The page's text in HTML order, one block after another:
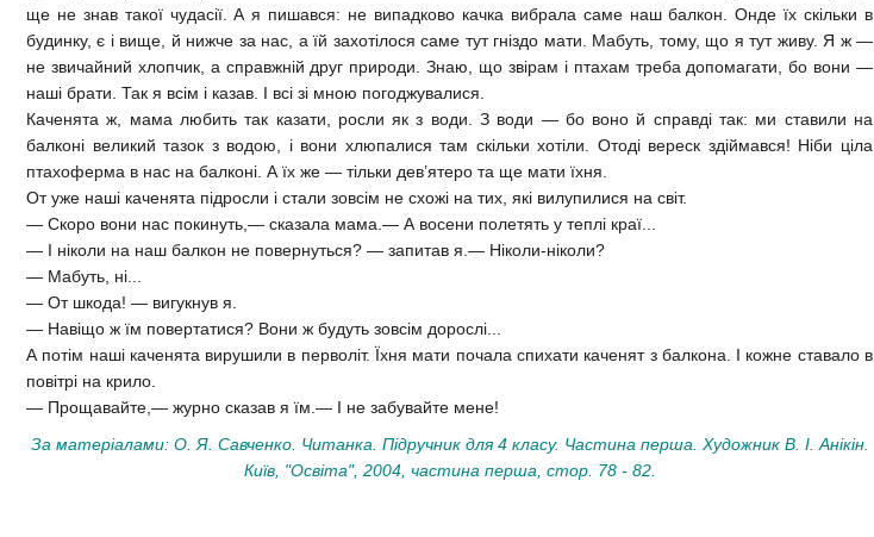
ще не знав такої чудасії. А я пишався: не випадково качка вибрала саме наш балкон. Онде їх скільки в
будинку, є і вище, й нижче за нас, а їй захотілося саме тут гніздо мати. Мабуть, тому, що я тут живу. Я ж —
не звичайний хлопчик, а справжній друг природи. Знаю, що звірам і птахам треба допомагати, бо вони —
наші брати. Так я всім і казав. І всі зі мною погоджувалися.
Каченята ж, мама любить так казати, росли як з води. З води — бо воно й справді так: ми ставили на
балконі великий тазок з водою, і вони хлюпалися там скільки хотіли. Отоді вереск здіймався! Ніби ціла
птахоферма в нас на балконі. А їх же — тільки дев’ятеро та ще мати їхня.
От уже наші каченята підросли і стали зовсім не схожі на тих, які вилупилися на світ.
— Скоро вони нас покинуть,— сказала мама.— А восени полетять у теплі краї...
— І ніколи на наш балкон не повернуться? — запитав я.— Ніколи-ніколи?
— Мабуть, ні...
— От шкода! — вигукнув я.
— Навіщо ж їм повертатися? Вони ж будуть зовсім дорослі...
А потім наші каченята вирушили в перволіт. Їхня мати почала спихати каченят з балкона. І кожне ставало в
повітрі на крило.
— Прощавайте,— журно сказав я їм.— І не забувайте мене!
За матеріалами: О. Я. Савченко. Читанка. Підручник для 4 класу. Частина перша. Художник В. І. Анікін.
Київ, "Освіта", 2004, частина перша, стор. 78 - 82.